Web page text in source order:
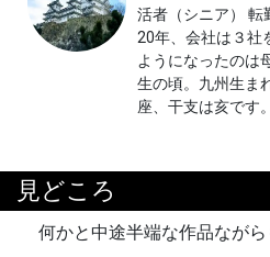
活者（シニア） 転
20年、会社は３社
ようになったのは
生の頃。九州生ま
座、干支は亥です。
見どころ
何かと中途半端な作品なが